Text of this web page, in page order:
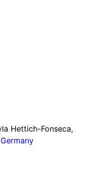
Hettich-Fonseca,